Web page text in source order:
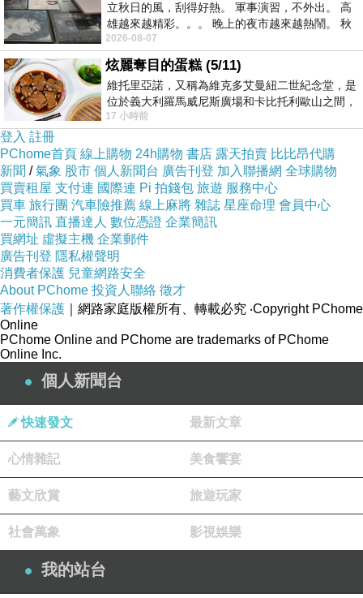
立秋日的風，刮得好熱。 軍事演習，不外出。 高
雄越來越精彩。。。 晚上的夜市越來越熱鬧。 秋
天的風刮得很熱 夜遊消暑熱。。。
2026-08-07
炫麗奪目的蛋糕 (5/11)
維托里亞諾，又稱為維克多艾曼紐二世紀念堂，是
位於義大利羅馬威尼斯廣場和卡比托利歐山之間，
用以紀念統一義大利統一後的的第一位國
17 小時前
登入 註冊
PChome首頁 線上購物 24h購物 書店 露天拍賣 比比昂代購
新聞 /氣象 股市 個人新聞台 廣告刊登 加入聯播網 全球購物
買賣租屋 支付連 國際連 Pi 拍錢包 旅遊 服務中心
買車 旅行團 汽車險推薦 線上麻將 雜誌 星座命理 會員中心
一元簡訊 直播達人 數位憑證 企業簡訊
買網址 虛擬主機 企業郵件
廣告刊登 隱私權聲明
消費者保護 兒童網路安全
About PChome 投資人聯絡 徵才
著作權保護 ｜網路家庭版權所有、轉載必究 ‧Copyright PChome
Online
PChome Online and PChome are trademarks of PChome
Online Inc.
個人新聞台
快速發文 最新文章
心情雜記 美食饗宴
藝文欣賞 旅遊玩家
社會萬象 影視娛樂
我的站台